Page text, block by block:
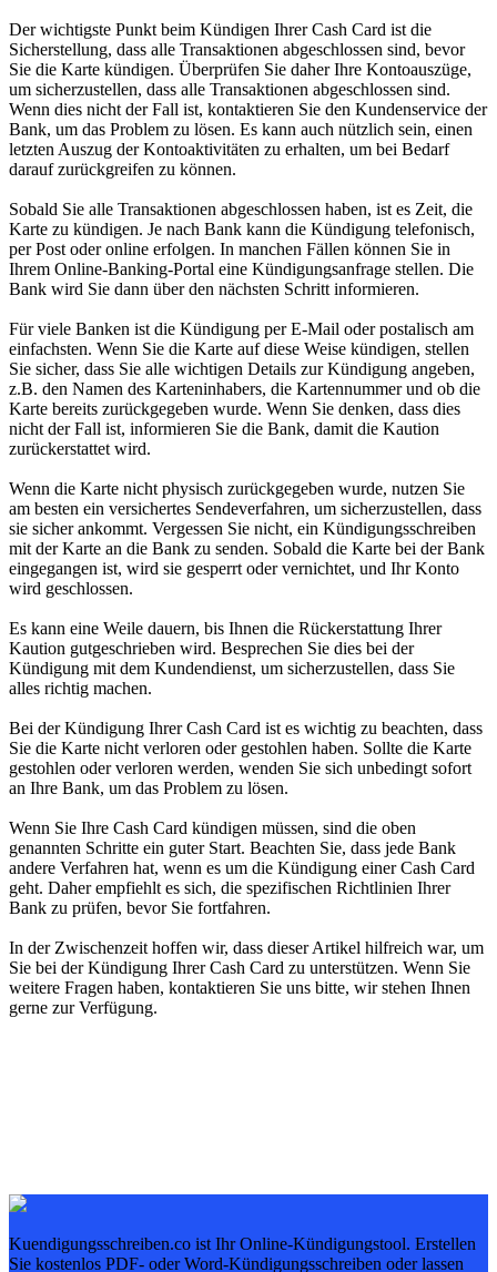
Der wichtigste Punkt beim Kündigen Ihrer Cash Card ist die
Sicherstellung, dass alle Transaktionen abgeschlossen sind, bevor
Sie die Karte kündigen. Überprüfen Sie daher Ihre Kontoauszüge,
um sicherzustellen, dass alle Transaktionen abgeschlossen sind.
Wenn dies nicht der Fall ist, kontaktieren Sie den Kundenservice der
Bank, um das Problem zu lösen. Es kann auch nützlich sein, einen
letzten Auszug der Kontoaktivitäten zu erhalten, um bei Bedarf
darauf zurückgreifen zu können.
Sobald Sie alle Transaktionen abgeschlossen haben, ist es Zeit, die
Karte zu kündigen. Je nach Bank kann die Kündigung telefonisch,
per Post oder online erfolgen. In manchen Fällen können Sie in
Ihrem Online-Banking-Portal eine Kündigungsanfrage stellen. Die
Bank wird Sie dann über den nächsten Schritt informieren.
Für viele Banken ist die Kündigung per E-Mail oder postalisch am
einfachsten. Wenn Sie die Karte auf diese Weise kündigen, stellen
Sie sicher, dass Sie alle wichtigen Details zur Kündigung angeben,
z.B. den Namen des Karteninhabers, die Kartennummer und ob die
Karte bereits zurückgegeben wurde. Wenn Sie denken, dass dies
nicht der Fall ist, informieren Sie die Bank, damit die Kaution
zurückerstattet wird.
Wenn die Karte nicht physisch zurückgegeben wurde, nutzen Sie
am besten ein versichertes Sendeverfahren, um sicherzustellen, dass
sie sicher ankommt. Vergessen Sie nicht, ein Kündigungsschreiben
mit der Karte an die Bank zu senden. Sobald die Karte bei der Bank
eingegangen ist, wird sie gesperrt oder vernichtet, und Ihr Konto
wird geschlossen.
Es kann eine Weile dauern, bis Ihnen die Rückerstattung Ihrer
Kaution gutgeschrieben wird. Besprechen Sie dies bei der
Kündigung mit dem Kundendienst, um sicherzustellen, dass Sie
alles richtig machen.
Bei der Kündigung Ihrer Cash Card ist es wichtig zu beachten, dass
Sie die Karte nicht verloren oder gestohlen haben. Sollte die Karte
gestohlen oder verloren werden, wenden Sie sich unbedingt sofort
an Ihre Bank, um das Problem zu lösen.
Wenn Sie Ihre Cash Card kündigen müssen, sind die oben
genannten Schritte ein guter Start. Beachten Sie, dass jede Bank
andere Verfahren hat, wenn es um die Kündigung einer Cash Card
geht. Daher empfiehlt es sich, die spezifischen Richtlinien Ihrer
Bank zu prüfen, bevor Sie fortfahren.
In der Zwischenzeit hoffen wir, dass dieser Artikel hilfreich war, um
Sie bei der Kündigung Ihrer Cash Card zu unterstützen. Wenn Sie
weitere Fragen haben, kontaktieren Sie uns bitte, wir stehen Ihnen
gerne zur Verfügung.
Kuendigungsschreiben.co ist Ihr Online-Kündigungstool. Erstellen
Sie kostenlos PDF- oder Word-Kündigungsschreiben oder lassen